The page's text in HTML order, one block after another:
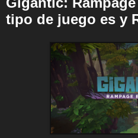
tipo de juego es y